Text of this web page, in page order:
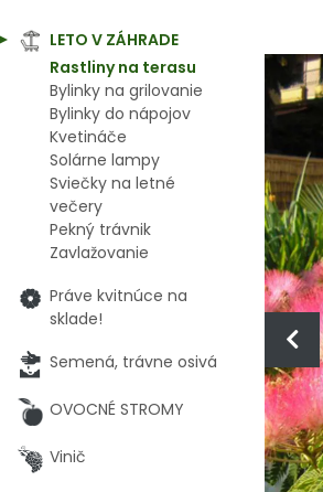
LETO V ZÁHRADE
Rastliny na terasu
Bylinky na grilovanie
Bylinky do nápojov
Kvetináče
Solárne lampy
Sviečky na letné
večery
Pekný trávnik
Zavlažovanie
Práve kvitnúce na
sklade!
Semená, trávne osivá
OVOCNÉ STROMY
Vinič